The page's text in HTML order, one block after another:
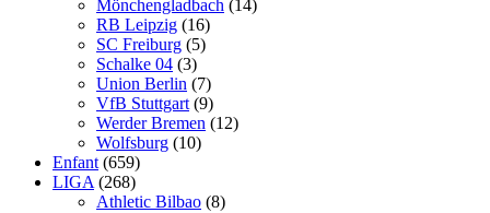
Mönchengladbach (14)
RB Leipzig (16)
SC Freiburg (5)
Schalke 04 (3)
Union Berlin (7)
VfB Stuttgart (9)
Werder Bremen (12)
Wolfsburg (10)
Enfant (659)
LIGA (268)
Athletic Bilbao (8)